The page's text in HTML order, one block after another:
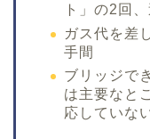
ト」の2回
ガス代を差
手間
ブリッジで
は主要なと
応していな